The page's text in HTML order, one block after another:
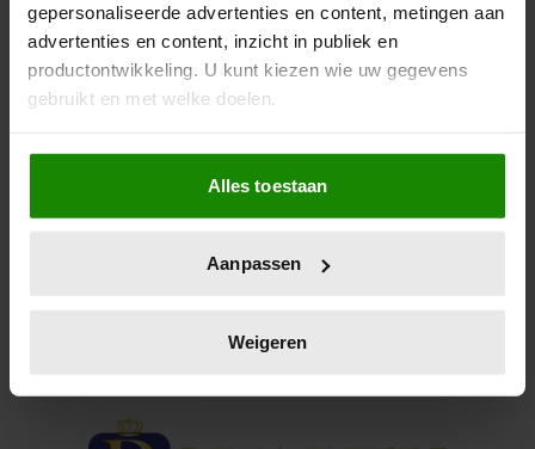
gepersonaliseerde advertenties en content, metingen aan
advertenties en content, inzicht in publiek en
productontwikkeling. U kunt kiezen wie uw gegevens
gebruikt en met welke doelen.
Als u het toestaat, willen we ook graag:
Informatie verzamelen over uw geografische
locatie, die tot een paar meter nauwkeurig kan zijn
scannen op specifieke eigenschappen (fingerprinting)
verwerkt en stel uw voorkeuren in het
intrekken in de Cookieverklaring.
Alles toestaan
Aanpassen
Weigeren
Het blijft lastig, een goed cadeau verzinnen voor een
royal. In Denemarken is het gelukt.